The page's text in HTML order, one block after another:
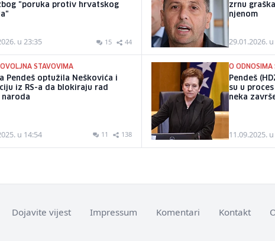
"poruka protiv hrvatskog
u 23:35 15 44
zrnu
njenom
29.01.2026.
STAVOVIMA
Pendeš optužila Neškovića i
iz RS-a da blokiraju rad
naroda
u 14:54 11 138
O ODNOSIMA
Pendeš
su u
neka
11.09.2025.
Dojavite vijest Impressum Komentari Kontakt